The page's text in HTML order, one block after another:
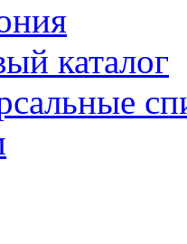
каталог